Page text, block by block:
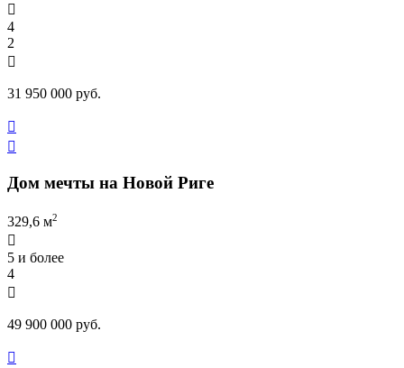

4
2

31 950 000 руб.


Дом мечты на Новой Риге
329,6 м2

5 и более
4

49 900 000 руб.
